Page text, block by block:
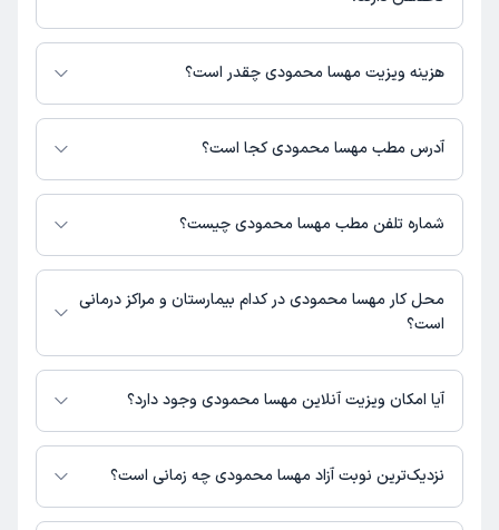
مهسا محمودی در تشخیص علائم و درمان بیماری‌های مرتبط با تغذیه فعالیت
می‌کنند.
هزینه ویزیت مهسا محمودی چقدر است؟
برای اطلاع از هزینه ویزیت مهسا محمودی، لازم است با مطب تماس بگیرید.
آدرس مطب مهسا محمودی کجا است؟
مهسا محمودی 1 مطب فعال دارند. آدرس مطب‌های مهسا محمودی به شرح زیر
است.شماره تلفن مطب مهسا محمودی چیست؟
مطب تهران : شماره تماس مطب مهسا محمودی در حال حاضر در این صفحه
ثبت نشده است.
محل کار مهسا محمودی در کدام بیمارستان و مراکز درمانی
است؟
اطلاعاتی درباره محل فعالیت مهسا محمودی در مراکز درمانی در دسترس نیست.
آیا امکان ویزیت آنلاین مهسا محمودی وجود دارد؟
در حال حاضر اطلاعاتی درباره ارائه ویزیت آنلاین توسط مهسا محمودی در
دسترس نیست. برای دریافت اطلاعات دقیق‌تر، لطفاً با مطب تماس بگیرید.
نزدیک‌ترین نوبت آزاد مهسا محمودی چه زمانی است؟
زمان نوبت‌دهی و پذیرش بیماران با هماهنگی مطب مشخص می‌شود.